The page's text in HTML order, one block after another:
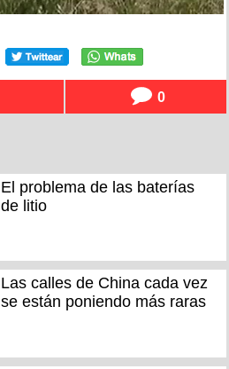
0
El problema de las baterías
de litio
Las calles de China cada vez
se están poniendo más raras